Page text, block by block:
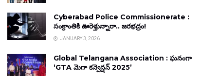
Cyberabad Police Commissionerate :
సంక్రాంతికి ఊరెళ్తున్నారా.. జరభద్రం!
JANUARY 3, 2026
Global Telangana Association : ఘనంగా
‘GTA మెగా కన్వెన్షన్ 2025’